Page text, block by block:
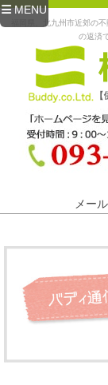
MENU
福岡県、北九州市近郊の
の返済
メー